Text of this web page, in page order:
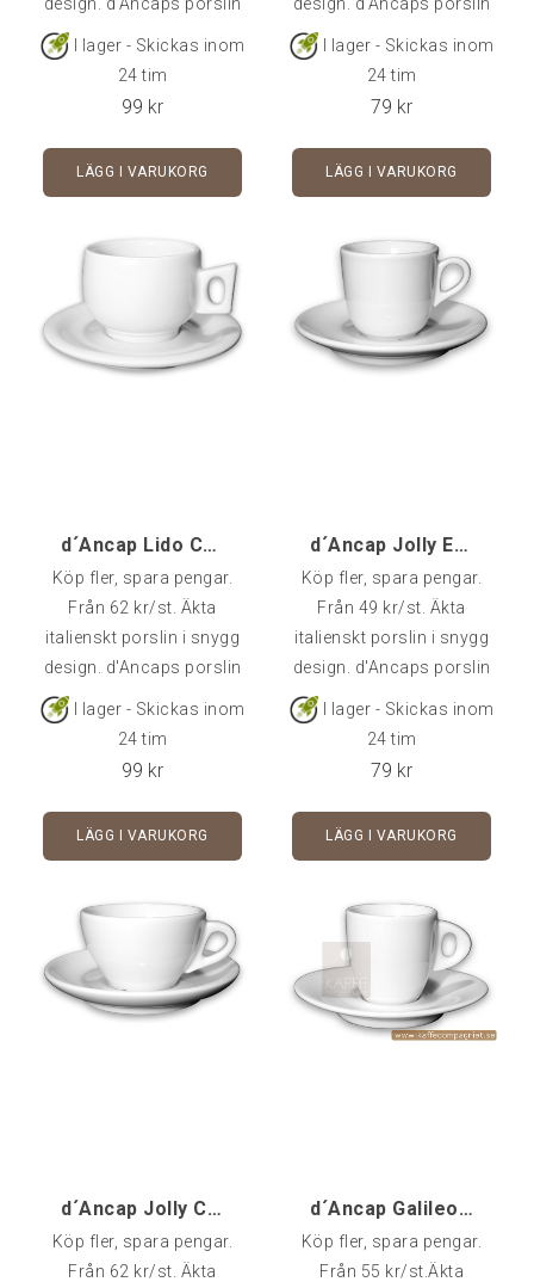
är av väldigt hög kvalitet
och klarar många års
priset.Kommer styckvis, i
6-pack eller 24-pack.
I lager - Skickas inom
24 tim
99 kr
LÄGG I VARUKORG
är av väldigt hög kvalitet
och klarar många års
Fat ingår i priset.Kommer
styckvis, i 6-pack eller 24-
I lager - Skickas inom
24 tim
79 kr
LÄGG I VARUKORG
d´Ancap Lido Cappuccino - 1 st
Köp fler, spara pengar.
Från 62 kr/st. Äkta
italienskt porslin i snygg
design. d'Ancaps porslin
är av väldigt hög kvalitet
och klarar många års
clFat ingår i
priset.Kommer styckvis, i
I lager - Skickas inom
24 tim
99 kr
LÄGG I VARUKORG
d´Ancap Jolly Espresso - 1 st
Köp fler, spara pengar.
Från 49 kr/st. Äkta
italienskt porslin i snygg
design. d'Ancaps porslin
är av väldigt hög kvalitet
och klarar många års
priset.Kommer styckvis, i
6-pack eller 24-pack
I lager - Skickas inom
24 tim
79 kr
LÄGG I VARUKORG
d´Ancap Jolly Cappuccino - 1 st
Köp fler, spara pengar.
Från 62 kr/st. Äkta
d´Ancap Galileo Espresso Alta - 1 st
Köp fler, spara pengar.
Från 55 kr/st.Äkta